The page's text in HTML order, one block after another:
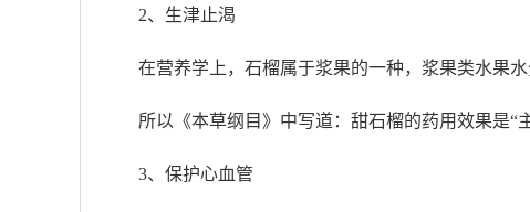
2、生津止渴
在营养学上，石榴属于浆果的一种，浆果类水果
所以《本草纲目》中写道：甜石榴的药用效果是“
3、保护心血管